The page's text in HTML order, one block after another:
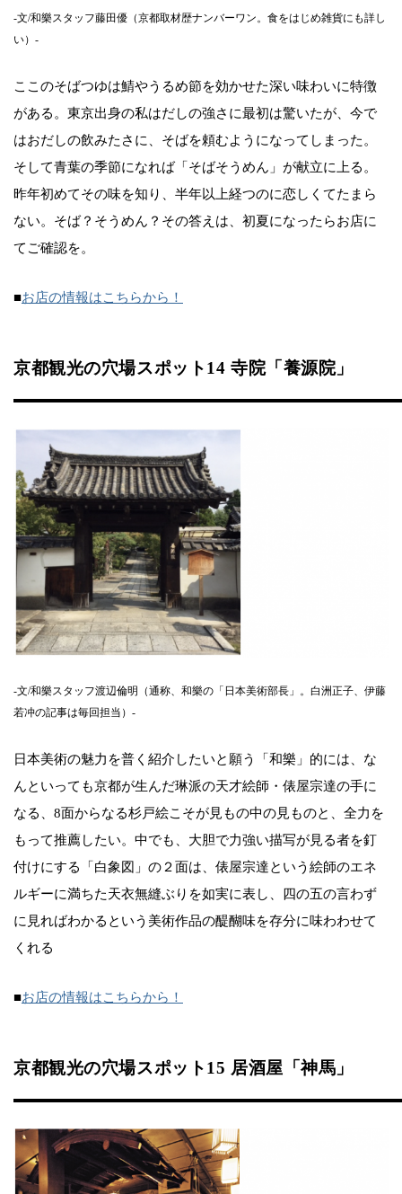
-文/和樂スタッフ藤田優（京都取材歴ナンバーワン。食をはじめ雑貨にも詳し
い）-
ここのそばつゆは鯖やうるめ節を効かせた深い味わいに特徴
がある。東京出身の私はだしの強さに最初は驚いたが、今で
はおだしの飲みたさに、そばを頼むようになってしまった。
そして青葉の季節になれば「そばそうめん」が献立に上る。
昨年初めてその味を知り、半年以上経つのに恋しくてたまら
ない。そば？そうめん？その答えは、初夏になったらお店に
てご確認を。
■お店の情報はこちらから！
京都観光の穴場スポット14 寺院「養源院」
-文/和樂スタッフ渡辺倫明（通称、和樂の「日本美術部長」。白洲正子、伊藤
若冲の記事は毎回担当）-
日本美術の魅力を普く紹介したいと願う「和樂」的には、な
んといっても京都が生んだ琳派の天才絵師・俵屋宗達の手に
なる、8面からなる杉戸絵こそが見もの中の見ものと、全力を
もって推薦したい。中でも、大胆で力強い描写が見る者を釘
付けにする「白象図」の２面は、俵屋宗達という絵師のエネ
ルギーに満ちた天衣無縫ぶりを如実に表し、四の五の言わず
に見ればわかるという美術作品の醍醐味を存分に味わわせて
くれる
■お店の情報はこちらから！
京都観光の穴場スポット15 居酒屋「神馬」